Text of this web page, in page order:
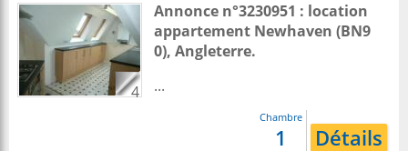
4
Annonce n°3230951 : location
appartement Newhaven (BN9
0), Angleterre.
...
Chambre
1 Détails